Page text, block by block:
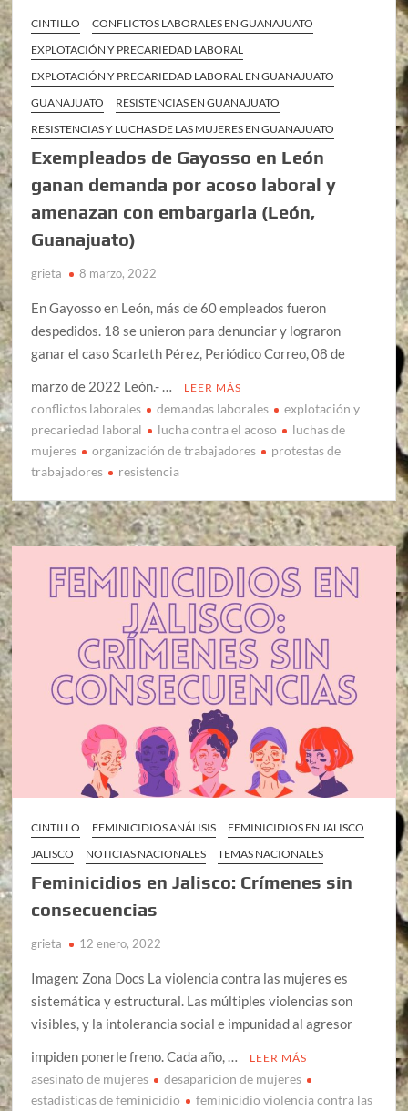
CINTILLO
CONFLICTOS LABORALES EN GUANAJUATO
EXPLOTACIÓN Y PRECARIEDAD LABORAL
EXPLOTACIÓN Y PRECARIEDAD LABORAL EN GUANAJUATO
GUANAJUATO
RESISTENCIAS EN GUANAJUATO
RESISTENCIAS Y LUCHAS DE LAS MUJERES EN GUANAJUATO
Exempleados de Gayosso en León
ganan demanda por acoso laboral y
amenazan con embargarla (León,
Guanajuato)
grieta 8 marzo, 2022
En Gayosso en León, más de 60 empleados fueron
despedidos. 18 se unieron para denunciar y lograron
ganar el caso Scarleth Pérez, Periódico Correo, 08 de
marzo de 2022 León.- …
LEER MÁS
conflictos laborales demandas laborales
explotación y
precariedad laboral
lucha contra el acoso
luchas de
mujeres
organización de trabajadores
protestas de
trabajadores
resistencia
CINTILLO FEMINICIDIOS ANÁLISIS
FEMINICIDIOS EN JALISCO
JALISCO
NOTICIAS NACIONALES TEMAS NACIONALES
Feminicidios en Jalisco: Crímenes sin
consecuencias
grieta 12 enero, 2022
Imagen: Zona Docs La violencia contra las mujeres es
sistemática y estructural. Las múltiples violencias son
visibles, y la intolerancia social e impunidad al agresor
impiden ponerle freno. Cada año, …
LEER MÁS
asesinato de mujeres
desaparicion de mujeres
estadisticas de feminicidio
feminicidio violencia contra las